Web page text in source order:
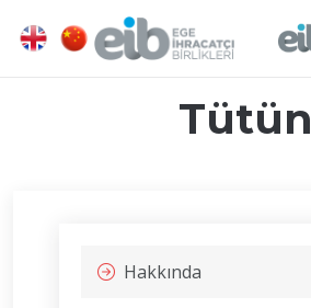
Tütün
Hakkında